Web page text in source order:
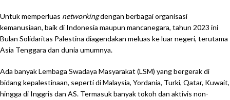
Untuk memperluas networkingdengan berbagai organisasi
kemanusiaan, baik di Indonesia maupun mancanegara, tahun 2023 ini
Bulan Solidaritas Palestina diagendakan meluas ke luar negeri, terutama
Asia Tenggara dan dunia umumnya.
Ada banyak Lembaga Swadaya Masyarakat (LSM) yang bergerak di
bidang kepalestinaan, seperti di Malaysia, Yordania, Turki, Qatar, Kuwait,
hingga di Inggris dan AS. Termasuk banyak tokoh dan aktivis non-